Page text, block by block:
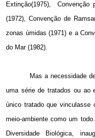
Extinção(1975),
Convenção
(1972), Convenção de
zonas úmidas (1971) e a
do Mar (1982).
Mas a necessidade
uma série de tratados ou ao
único tratado que vinculasse
meio-ambiente como um todo.
Diversidade Biológica,